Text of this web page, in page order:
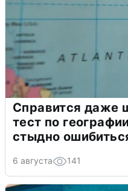
Справится даже
тест по
стыдно
6 августа 141